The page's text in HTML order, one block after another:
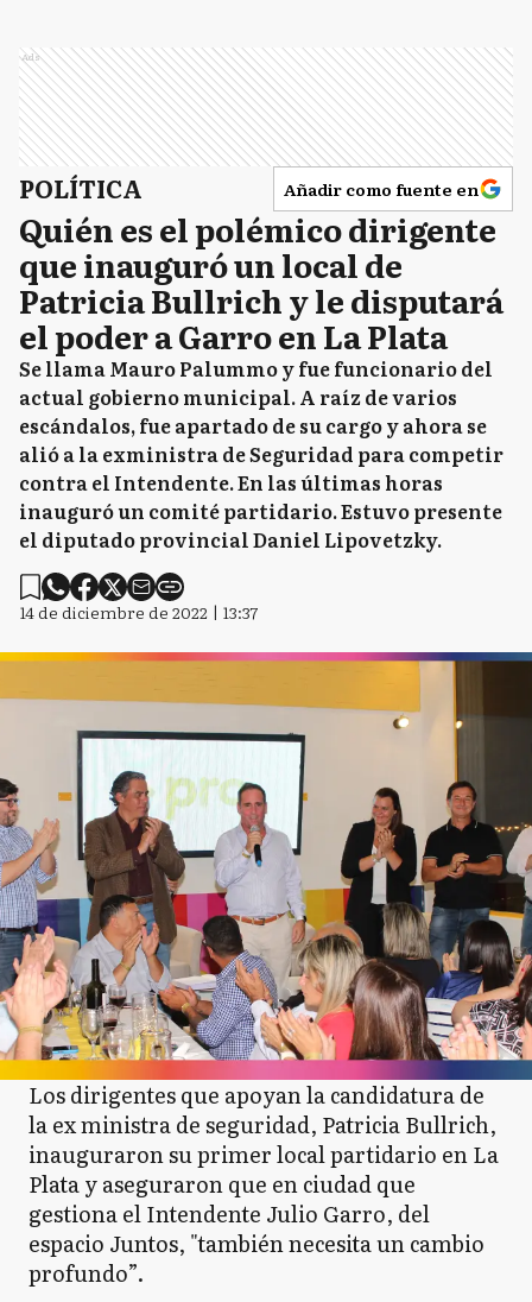
Ads
POLÍTICA Añadir como fuente en
Quién es el polémico dirigente
que inauguró un local de
Patricia Bullrich y le disputará
el poder a Garro en La Plata
Se llama Mauro Palummo y fue funcionario del
actual gobierno municipal. A raíz de varios
escándalos, fue apartado de su cargo y ahora se
alió a la exministra de Seguridad para competir
contra el Intendente. En las últimas horas
inauguró un comité partidario. Estuvo presente
el diputado provincial Daniel Lipovetzky.
14 de diciembre de 2022 | 13:37
Los dirigentes que apoyan la candidatura de
la ex ministra de seguridad, Patricia Bullrich,
inauguraron su primer local partidario en La
Plata y aseguraron que en ciudad que
gestiona el Intendente Julio Garro, del
espacio Juntos, "también necesita un cambio
profundo”.